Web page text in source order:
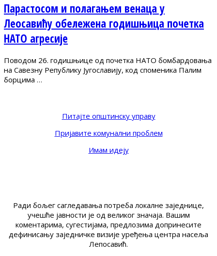
Парастосом и полагањем венаца у
Леосавићу обележена годишњица почетка
НАТО агресије
Поводом 26. годишњице од почетка НАТО бомбардовања
на Савезну Републику Југославију, код споменика Палим
борцима …
Питајте општинску управу
Пријавите комунални проблем
Имам идеју
Ради бољег сагледавања потреба локалне заједнице,
учешће јавности је од великог значаја. Вашим
коментарима, сугестијама, предлозима допринесите
дефинисању заједничке визије уређења центра насеља
Лепосавић.